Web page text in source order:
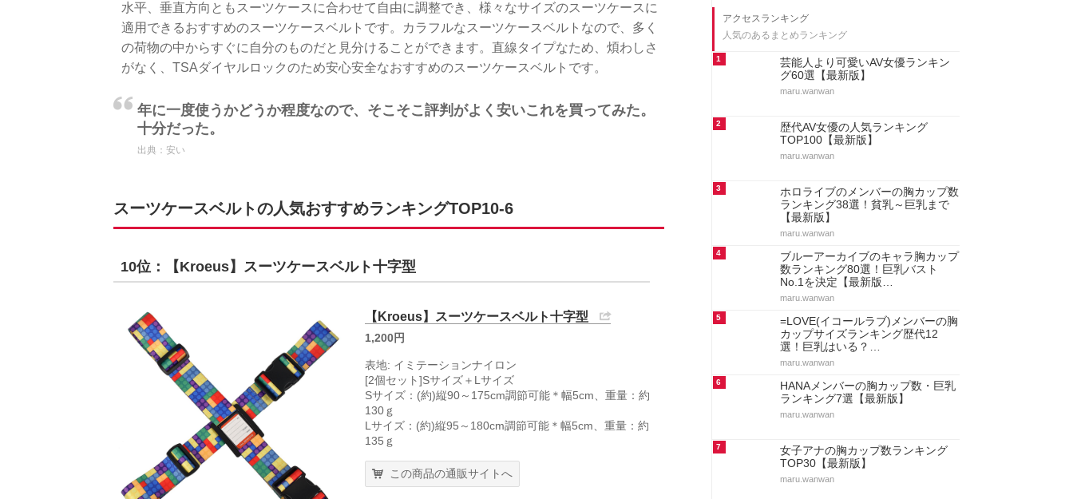
水平、垂直方向ともスーツケースに合わせて自由に調整でき、様々なサイズのスーツケースに
適用できるおすすめのスーツケースベルトです。カラフルなスーツケースベルトなので、多く
の荷物の中からすぐに自分のものだと見分けることができます。直線タイプなため、煩わしさ
がなく、TSAダイヤルロックのため安心安全なおすすめのスーツケースベルトです。
年に一度使うかどうか程度なので、そこそこ評判がよく安いこれを買ってみた。
十分だった。
出典： 安い
スーツケースベルトの人気おすすめランキングTOP10-6
10位：【Kroeus】スーツケースベルト十字型
【Kroeus】スーツケースベルト十字型
1,200円
表地: イミテーションナイロン
[2個セット]Sサイズ＋Lサイズ
Sサイズ：(約)縦90～175cm調節可能＊幅5cm、重量：約
130ｇ
Lサイズ：(約)縦95～180cm調節可能＊幅5cm、重量：約
135ｇ
この商品の通販サイトへ
アクセスランキング
人気のあるまとめランキング
1
芸能人より可愛いAV女優ランキン
グ60選【最新版】
maru.wanwan
2
歴代AV女優の人気ランキング
TOP100【最新版】
maru.wanwan
3
ホロライブのメンバーの胸カップ数
ランキング38選！貧乳～巨乳まで
【最新版】
maru.wanwan
4
ブルーアーカイブのキャラ胸カップ
数ランキング80選！巨乳バスト
No.1を決定【最新版…
maru.wanwan
5
=LOVE(イコールラブ)メンバーの胸
カップサイズランキング歴代12
選！巨乳はいる？…
maru.wanwan
6
HANAメンバーの胸カップ数・巨乳
ランキング7選【最新版】
maru.wanwan
7
女子アナの胸カップ数ランキング
TOP30【最新版】
maru.wanwan